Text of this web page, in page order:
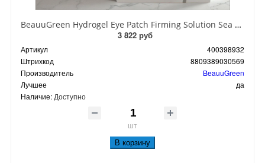
BeauuGreen Hydrogel Eye Patch Firming Solution Sea Cocumber & Black Гидрогелевые патчи для кожи вокруг глаз с экстрактом черного морского огурца 60 шт 90 гр
3 822 руб
Артикул
400398932
Штрихкод
8809389030569
Производитель
BeauuGreen
Лучшее
да
Наличие: Доступно
шт
В корзину